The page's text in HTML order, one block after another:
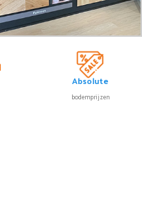
Absolute
bodemprijzen